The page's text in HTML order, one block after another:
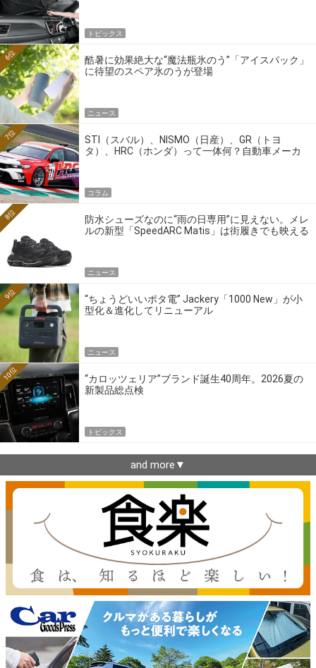
トピックス
酷暑に効果絶大な“魔法瓶氷のう”「アイスパック」
に待望のスペア氷のうが登場
6位
ニュース
STI（スバル）、NISMO（日産）、GR（トヨ
タ）、HRC（ホンダ）って一体何？自動車メーカ
7位
コラム
防水シューズなのに“雨の日専用”に見えない。メレ
ルの新型「SpeedARC Matis」は街履きでも映える
8位
ニュース
“ちょうどいいポタ電” Jackery「1000 New」が小
型化＆進化してリニューアル
9位
ニュース
“カロッツェリア”ブランド誕生40周年。2026夏の
新製品総点検
10位
トピックス
and more▼